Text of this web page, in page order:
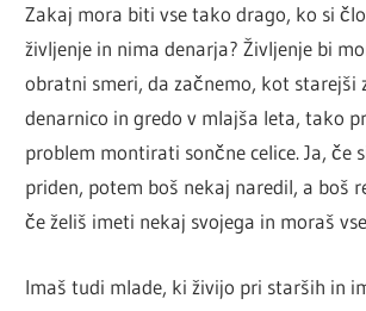
Zakaj mora biti vse tako drago, ko si
življenje in nima denarja? Življenje bi
obratni smeri, da začnemo, kot starejši
denarnico in gredo v mlajša leta, tako
problem montirati sončne celice. Ja, če
priden, potem boš nekaj naredil, a boš
če želiš imeti nekaj svojega in moraš
Imaš tudi mlade, ki živijo pri starših in